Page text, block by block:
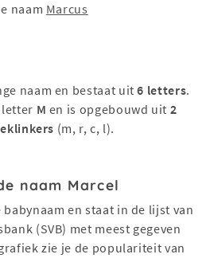
naam Marcus
naam en bestaat uit6 letters.
letter M en is opgebouwd uit 2
(m, r, c, l).
naam Marcel
en staat in de lijst van
(SVB) met meest gegeven
zie je de populariteit van